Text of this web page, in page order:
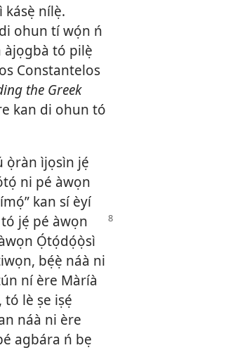
nílẹ̀.
ohun tí wọ́n ń
àjọgbà tó pilẹ̀
Constantelos
the Greek
kan di ohun tó
ọ̀ràn ìjọsìn jẹ́
ni pé àwọn
kan sí èyí
jẹ́ pé àwọn
Ọ́tọ́dọ́ọ̀sì
bẹ́ẹ̀ náà ni
ní ère Màríà
lè ṣe iṣẹ́
náà ni ère
agbára ń bẹ